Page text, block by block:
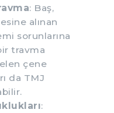
: Baş,
alınan
sorunlarına
travma
çene
da TMJ
: